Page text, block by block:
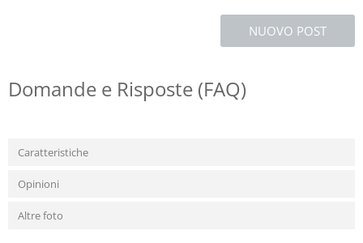
NUOVO POST
Domande e Risposte (FAQ)
Caratteristiche
Opinioni
Altre foto